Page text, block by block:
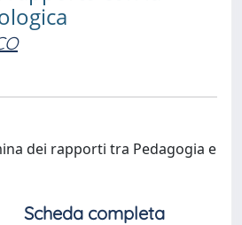
dei rapporti tra Pedagogia e
Scheda completa